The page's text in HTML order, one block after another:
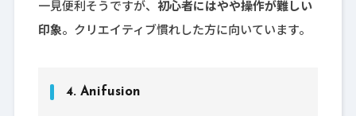
一見便利そうですが、 初心者にはやや操作が難しい
印象。クリエイティブ慣れした方に向いています。
4. Anifusion